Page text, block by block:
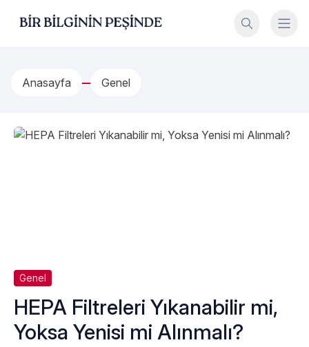
Bir Bilginin Peşinde!
Anasayfa Genel
Genel
HEPA Filtreleri Yıkanabilir mi,
Yoksa Yenisi mi Alınmalı?